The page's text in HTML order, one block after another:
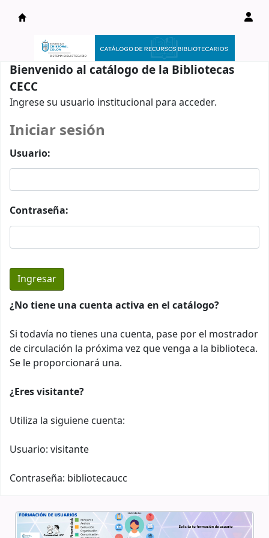
Catálogo en línea
Bienvenido al catálogo de la Bibliotecas
CECC
Ingrese su usuario institucional para acceder.
Iniciar sesión
Usuario:
Contraseña:
¿No tiene una cuenta activa en el catálogo?
Si todavía no tienes una cuenta, pase por el mostrador
de circulación la próxima vez que venga a la biblioteca.
Se le proporcionará una.
¿Eres visitante?
Utiliza la siguiene cuenta:
Usuario: visitante
Contraseña: bibliotecaucc